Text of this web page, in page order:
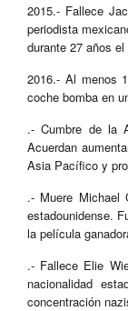
2015.- Fallece
periodista
durante 27 años
2016.- Al menos
coche bomba en
.- Cumbre de la
Acuerdan
Asia Pacífico y
.- Muere Michael
estadounidense.
la película
.- Fallece Elie
nacionalidad
concentración